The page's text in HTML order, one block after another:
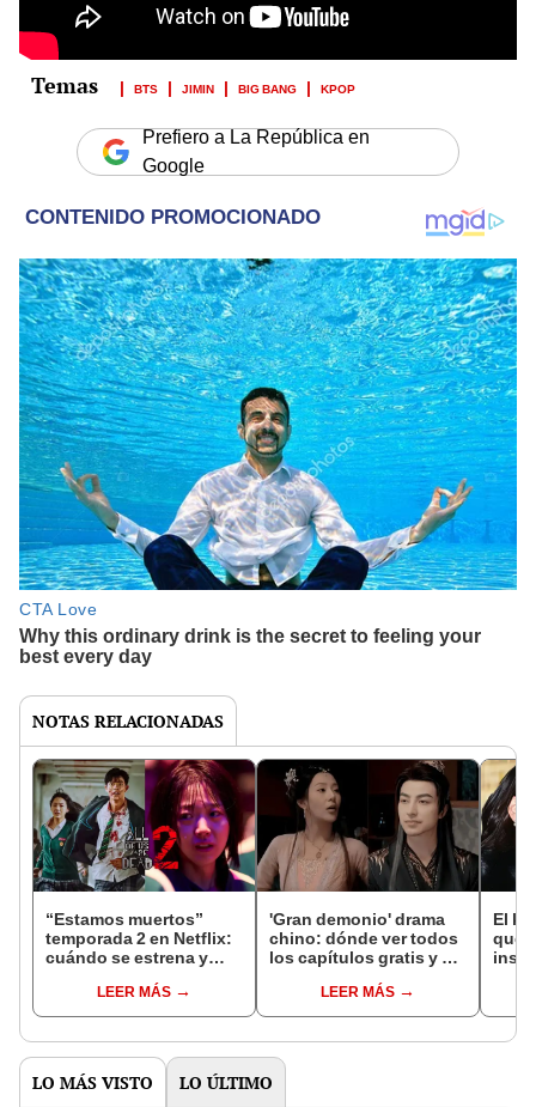
BTS JIMIN BIG BANG KPOP
Prefiero a La República en
Google
NOTAS RELACIONADAS
“Estamos muertos”
temporada 2 en Netflix:
cuándo se estrena y
temporadaLEER MÁS
'Gran demonio' drama
chino: dónde ver todos
los capítulos gratis y en
LEER MÁS
El k-
que
LO MÁS VISTO LO ÚLTIMO